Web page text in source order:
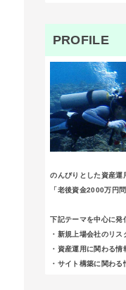
PROFILE
のんびりとした資産運
「老後資金2000万円
下記テーマを中心に発
・新規上場会社のリス
・資産運用に関わる情
・サイト構築に関わる